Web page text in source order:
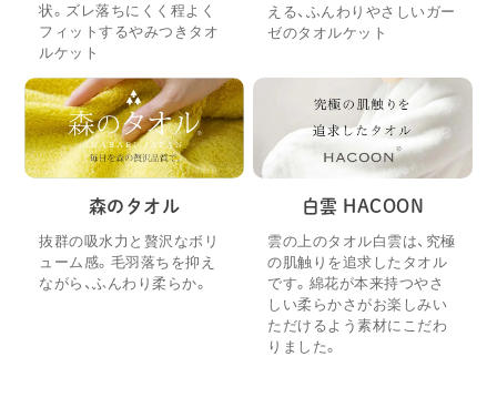
状。ズレ落ちにくく程よく
フィットするやみつきタオ
ルケット
える、ふんわりやさしいガー
ゼのタオルケット
森のタオル
抜群の吸水力と贅沢なボリ
ューム感。毛羽落ちを抑え
ながら、ふんわり柔らか。
白雲 HACOON
雲の上のタオル白雲は、究極
の肌触りを追求したタオル
です。綿花が本来持つやさ
しい柔らかさがお楽しみい
ただけるよう素材にこだわ
りました。